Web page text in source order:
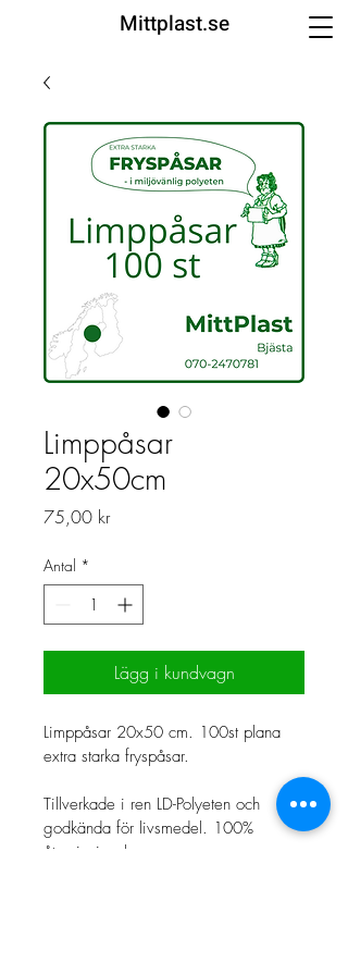
Mittplast.se
Limppåsar
20x50cm
75,00 krPris
Antal *
Lägg i kundvagn
Limppåsar 20x50 cm. 100st plana
extra starka fryspåsar.
Tillverkade i ren LD-Polyeten och
godkända för livsmedel. 100%
återvinningsbara.